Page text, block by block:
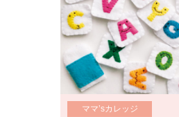
ママ’sカレッジ